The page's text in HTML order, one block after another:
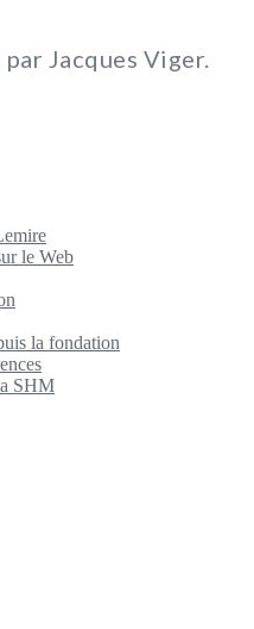
Jacques Viger.
le Web
la fondation
SHM